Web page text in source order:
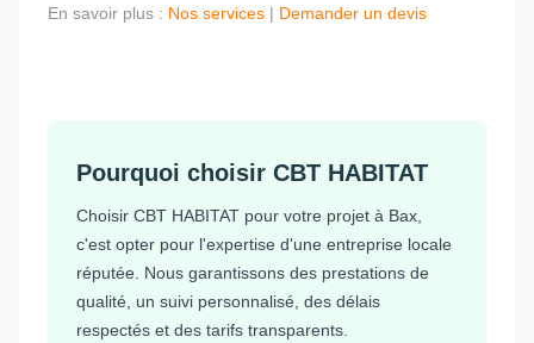
En savoir plus : Nos services | Demander un devis
Pourquoi choisir CBT HABITAT
Choisir CBT HABITAT pour votre projet à Bax,
c'est opter pour l'expertise d'une entreprise locale
réputée. Nous garantissons des prestations de
qualité, un suivi personnalisé, des délais
respectés et des tarifs transparents.